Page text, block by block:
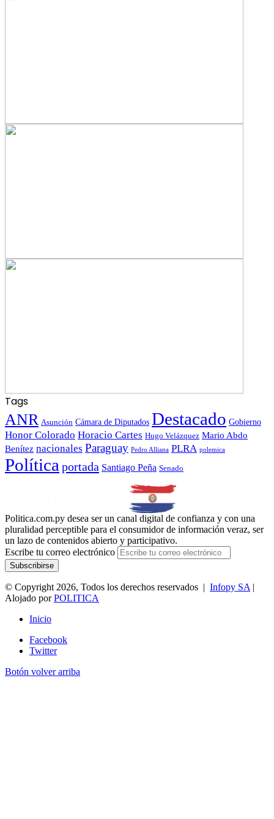
Tags
ANR Asunción Cámara de Diputados Destacado Gobierno
Honor Colorado Horacio Cartes Hugo Velázquez Mario Abdo
Benítez nacionales Paraguay Pedro Alliana PLRA polemica
Política portada Santiago Peña Senado
Politica.com.py desea ser un canal digital de confianza y con una
pluralidad perceptible para el consumidor de información veraz, ser
un lazo de contenidos abierto y participativo.
Escribe tu correo electrónico
© Copyright 2026, Todos los derechos reservados | Infopy SA |
Alojado porPOLITICA
Inicio
Facebook
Twitter
Botón volver arriba